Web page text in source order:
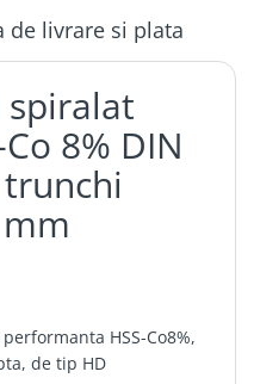
de livrare si plata
Co 8% DIN
HSS-Co8%,
de tip HD